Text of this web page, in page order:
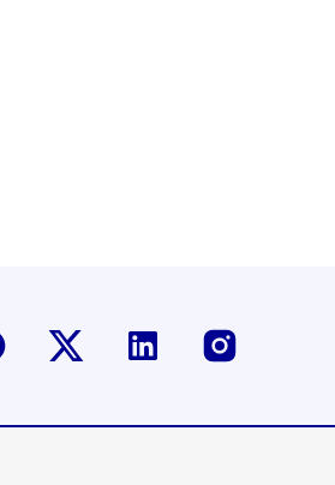
Facebook Twitter-X Linkedin